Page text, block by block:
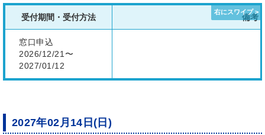
受付期間・受付方法 備考
窓口申込
2026/12/21〜
2027/01/12
2027年02月14日(日)